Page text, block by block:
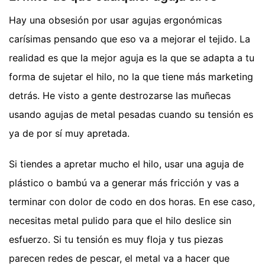
Hay una obsesión por usar agujas ergonómicas
carísimas pensando que eso va a mejorar el tejido. La
realidad es que la mejor aguja es la que se adapta a tu
forma de sujetar el hilo, no la que tiene más marketing
detrás. He visto a gente destrozarse las muñecas
usando agujas de metal pesadas cuando su tensión es
ya de por sí muy apretada.
Si tiendes a apretar mucho el hilo, usar una aguja de
plástico o bambú va a generar más fricción y vas a
terminar con dolor de codo en dos horas. En ese caso,
necesitas metal pulido para que el hilo deslice sin
esfuerzo. Si tu tensión es muy floja y tus piezas
parecen redes de pescar, el metal va a hacer que